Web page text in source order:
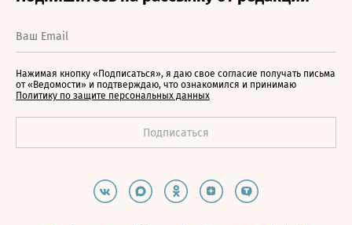
Нажимая кнопку «Подписаться», я даю свое согласие получать письма
от «Ведомости» и подтверждаю, что ознакомился и принимаю
Политику по защите персональных данных